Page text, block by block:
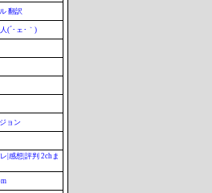
翻訳
(´･ェ･｀)
ョン
|感想|評判 2chま